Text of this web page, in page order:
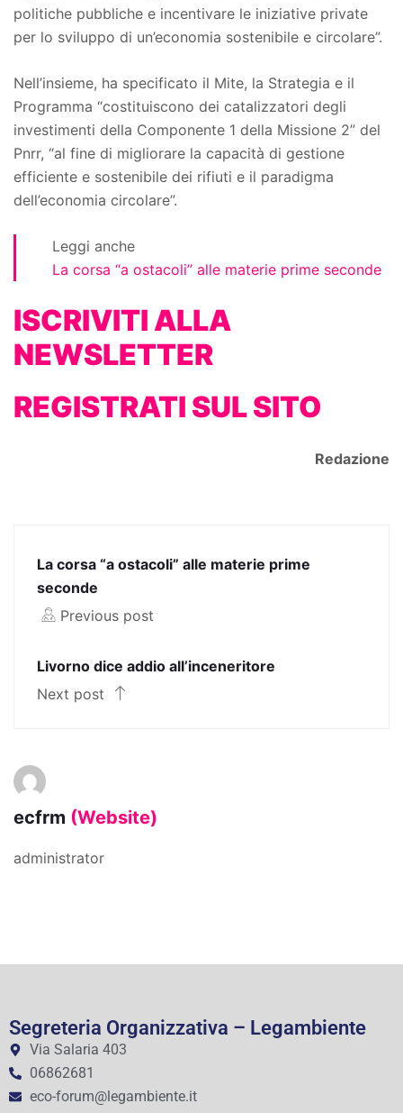
politiche pubbliche e incentivare le iniziative private
per lo sviluppo di un’economia sostenibile e circolare”.
Nell’insieme, ha specificato il Mite, la Strategia e il
Programma “costituiscono dei catalizzatori degli
investimenti della Componente 1 della Missione 2” del
Pnrr, “al fine di migliorare la capacità di gestione
efficiente e sostenibile dei rifiuti e il paradigma
dell’economia circolare”.
Leggi anche
La corsa “a ostacoli” alle materie prime seconde
ISCRIVITI ALLA
NEWSLETTER
REGISTRATI SUL SITO
Redazione
La corsa “a ostacoli” alle materie prime
seconde
Previous post
Livorno dice addio all’inceneritore
Next post
ecfrm (Website)
administrator
Segreteria Organizzativa – Legambiente
Via Salaria 403
06862681
eco-forum@legambiente.it